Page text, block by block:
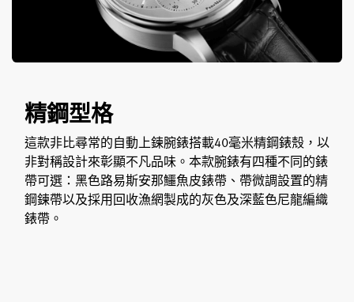
精鋼型格
這款非比尋常的自動上鍊腕錶搭載40毫米精鋼錶殼，以
非對稱設計來彰顯不凡品味。本款腕錶有四種不同的錶
帶可選：黑色路易斯安那鱷魚皮錶帶、帶微調設置的精
鋼鍊帶以及採用回收漁網製成的灰色及深藍色尼龍編織
錶帶。